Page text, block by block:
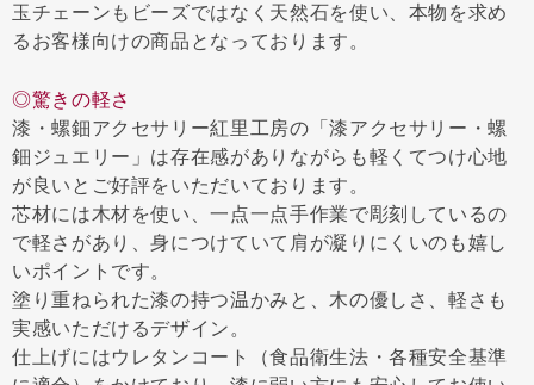
玉チェーンもビーズではなく天然石を使い、本物を求め
るお客様向けの商品となっております。
◎驚きの軽さ
漆・螺鈿アクセサリー紅里工房の「漆アクセサリー・螺
鈿ジュエリー」は存在感がありながらも軽くてつけ心地
が良いとご好評をいただいております。
芯材には木材を使い、一点一点手作業で彫刻しているの
で軽さがあり、身につけていて肩が凝りにくいのも嬉し
いポイントです。
塗り重ねられた漆の持つ温かみと、木の優しさ、軽さも
実感いただけるデザイン。
仕上げにはウレタンコート（食品衛生法・各種安全基準